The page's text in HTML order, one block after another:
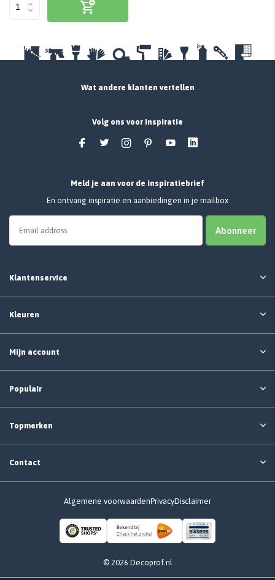
Wat andere klanten vertellen
Volg ons voor inspiratie
Meld je aan voor de inspiratiebrief
En ontvang inspiratie en aanbiedingen in je mailbox
Abonneer
Klantenservice
Kleuren
Mijn account
Populair
Topmerken
Contact
Algemene voorwaardenPrivacyDisclaimer
© 2026 Decoprof.nl